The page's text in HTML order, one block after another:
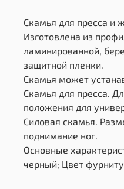
Скамья для пресса и
Изготовлена из
ламинированной,
защитной пленки.
Скамья может
Скамья для пресса.
положения для
Силовая скамья.
поднимание ног.
Основные
черный; Цвет